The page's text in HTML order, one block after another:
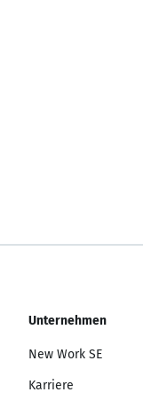
Unternehmen
New Work SE
Karriere